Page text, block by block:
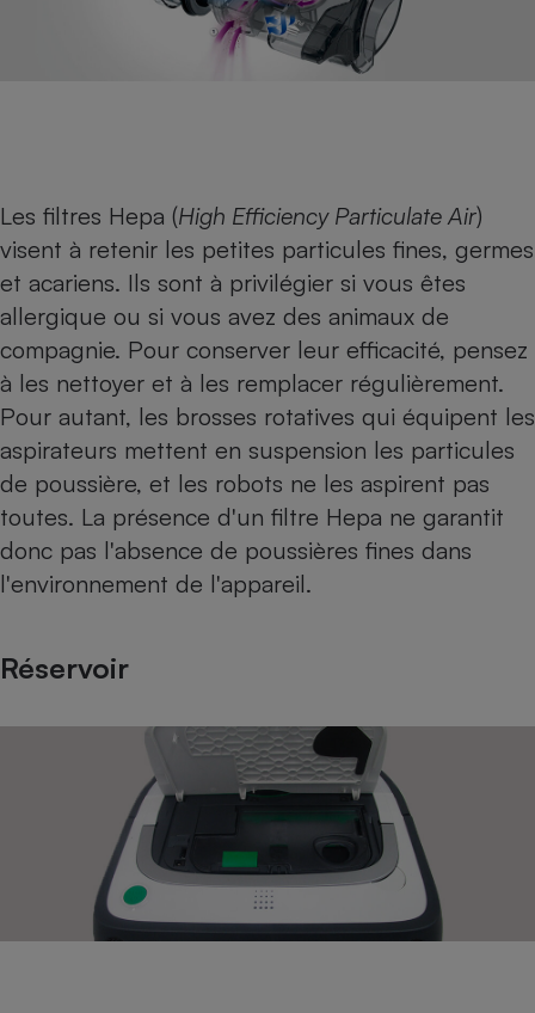
Les filtres Hepa (High Efficiency Particulate Air)
visent à retenir les petites particules fines, germes
et acariens. Ils sont à privilégier si vous êtes
allergique ou si vous avez des animaux de
compagnie. Pour conserver leur efficacité, pensez
à les nettoyer et à les remplacer régulièrement.
Pour autant, les brosses rotatives qui équipent les
aspirateurs mettent en suspension les particules
de poussière, et les robots ne les aspirent pas
toutes. La présence d'un filtre Hepa ne garantit
donc pas l'absence de poussières fines dans
l'environnement de l'appareil.
Réservoir